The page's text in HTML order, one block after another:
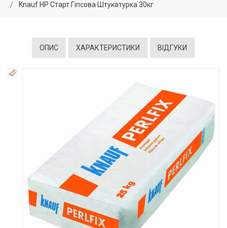
Knauf HP Старт Гіпсова Штукатурка 30кг
ОПИС ХАРАКТЕРИСТИКИ ВІДГУКИ